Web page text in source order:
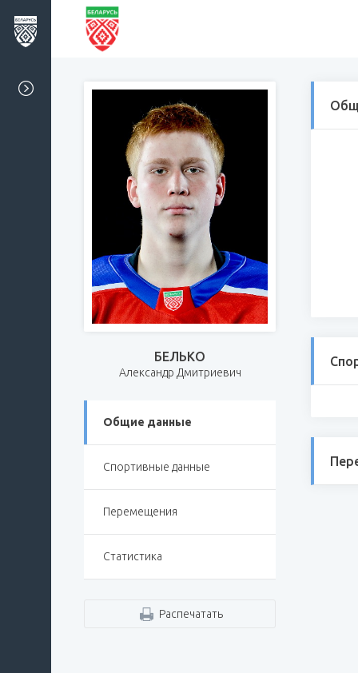
БЕЛЬКО
Александр Дмитриевич
Общие данные
Спортивные данные
Перемещения
Статистика
Распечатать